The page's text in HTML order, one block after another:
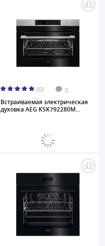
(0) 0
Встраиваемая электрическая
духовка AEG KSK792280M...